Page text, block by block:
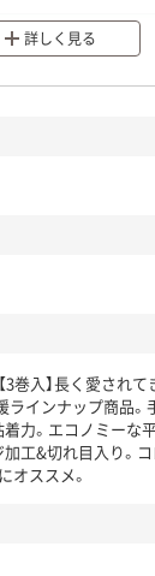
・リサイクルしやすい設
です。下記商品詳
／加点項目
」
詳しく見る
3巻入】長く愛され
ラインナップ商品
力。エコノミーな
工&切れ目入り。
オススメ。